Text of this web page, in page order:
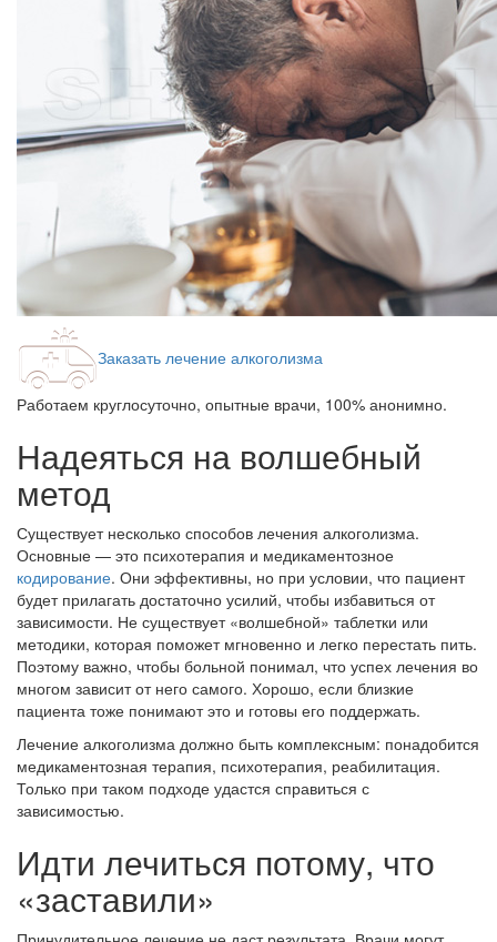
Заказать лечение алкоголизма
Работаем круглосуточно, опытные врачи, 100% анонимно.
Надеяться на волшебный
метод
Существует несколько способов лечения алкоголизма.
Основные — это психотерапия и медикаментозное
кодирование. Они эффективны, но при условии, что пациент
будет прилагать достаточно усилий, чтобы избавиться от
зависимости. Не существует «волшебной» таблетки или
методики, которая поможет мгновенно и легко перестать пить.
Поэтому важно, чтобы больной понимал, что успех лечения во
многом зависит от него самого. Хорошо, если близкие
пациента тоже понимают это и готовы его поддержать.
Лечение алкоголизма должно быть комплексным: понадобится
медикаментозная терапия, психотерапия, реабилитация.
Только при таком подходе удастся справиться с
зависимостью.
Идти лечиться потому, что
«заставили»